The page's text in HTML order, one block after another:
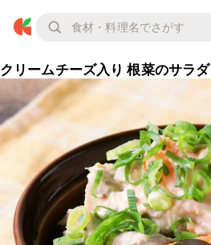
クリームチーズ入り 根菜のサラダ